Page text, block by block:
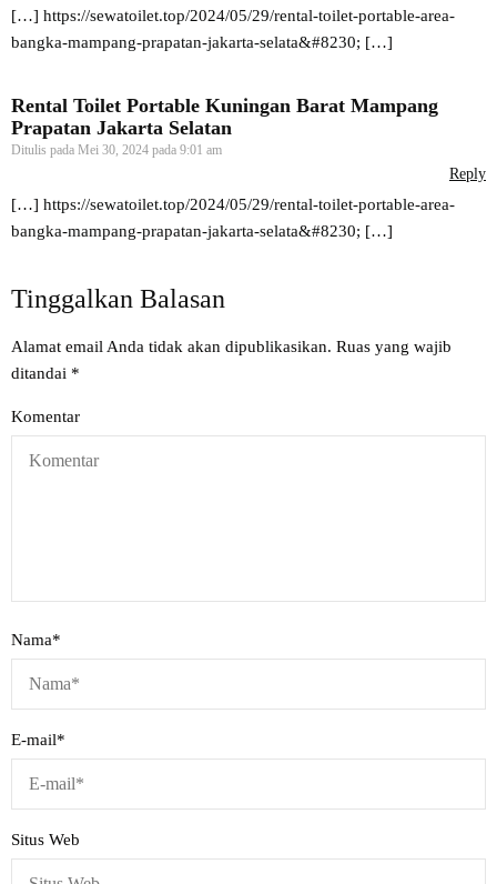
[…] https://sewatoilet.top/2024/05/29/rental-toilet-portable-area-
bangka-mampang-prapatan-jakarta-selata&#8230; […]
Rental Toilet Portable Kuningan Barat Mampang
Prapatan Jakarta Selatan
Ditulis pada Mei 30, 2024 pada 9:01 am
Reply
[…] https://sewatoilet.top/2024/05/29/rental-toilet-portable-area-
bangka-mampang-prapatan-jakarta-selata&#8230; […]
Tinggalkan Balasan
Alamat email Anda tidak akan dipublikasikan. Ruas yang wajib
ditandai *
Komentar
Nama*
E-mail*
Situs Web